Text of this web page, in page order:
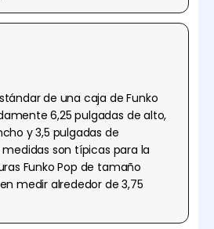
de una caja de Funko
6,25 pulgadas de alto,
y 3,5 pulgadas de
son típicas para la
Funko Pop de tamaño
medir alrededor de 3,75